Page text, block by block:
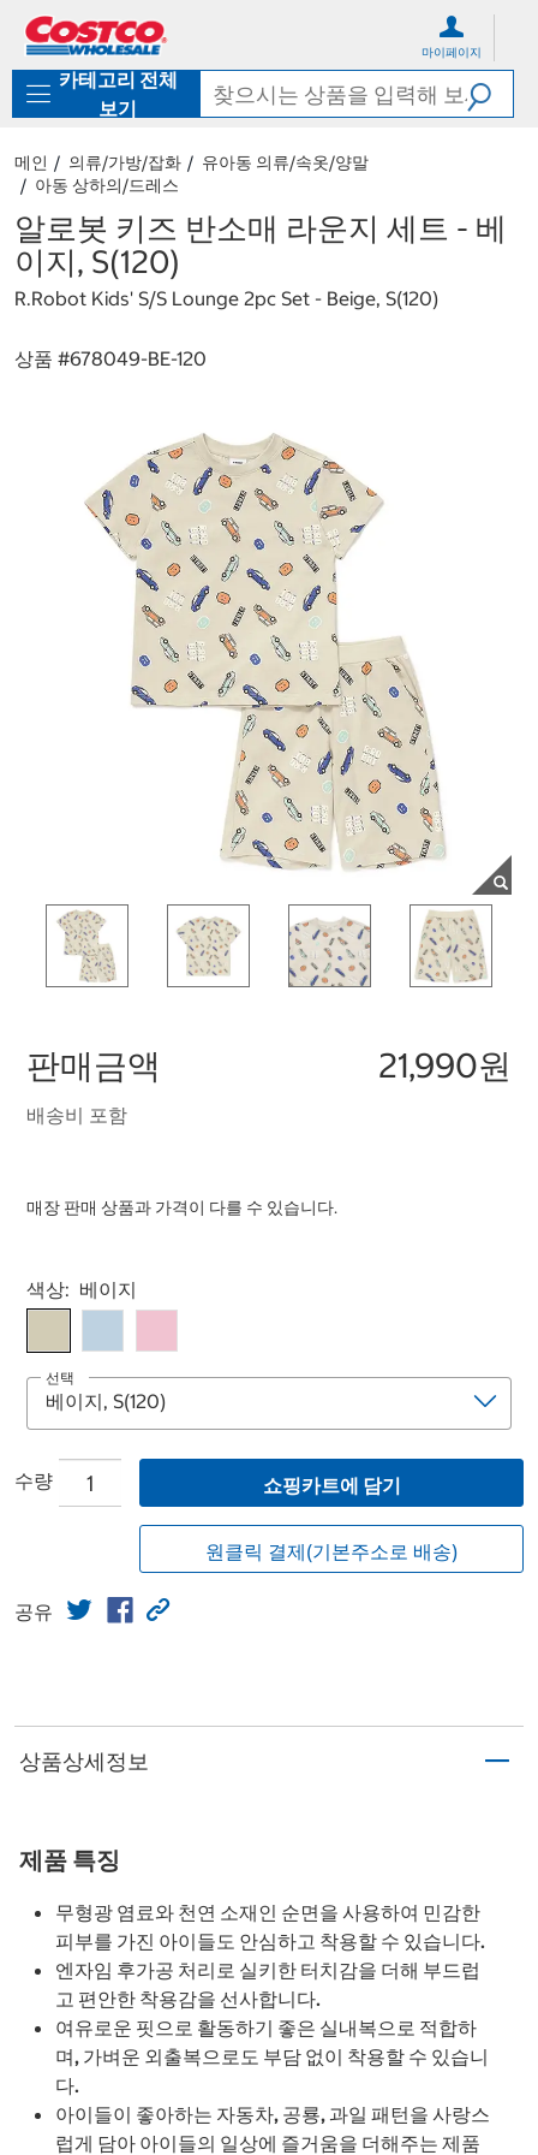
로
기
가
마이페이지
카테고리 전체
보기
메인 의류/가방/잡화
유아동 의류/속옷/양말
아동 상하의/드레스
알로봇 키즈 반소매 라운지 세트 - 베
이지, S(120)
R.Robot Kids' S/S Lounge 2pc Set - Beige, S(120)
상품 #678049-BE-120
판매금액 21,990원
배송비 포함
매장 판매 상품과 가격이 다를 수 있습니다.
Select product
색상: 베이지
선택
수량 쇼핑카트에 담기
원클릭 결제(기본주소로 배송)
공유
상품상세정보
제품 특징
무형광 염료와 천연 소재인 순면을 사용하여 민감한
피부를 가진 아이들도 안심하고 착용할 수 있습니다.
엔자임 후가공 처리로 실키한 터치감을 더해 부드럽
고 편안한 착용감을 선사합니다.
여유로운 핏으로 활동하기 좋은 실내복으로 적합하
며, 가벼운 외출복으로도 부담 없이 착용할 수 있습니
다.
아이들이 좋아하는 자동차, 공룡, 과일 패턴을 사랑스
럽게 담아 아이들의 일상에 즐거움을 더해주는 제품